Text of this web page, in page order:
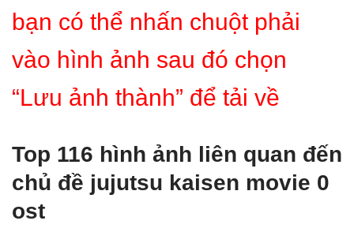
bạn có thể nhấn chuột phải
vào hình ảnh sau đó chọn
“Lưu ảnh thành” để tải về
Top 116 hình ảnh liên quan đến
chủ đề jujutsu kaisen movie 0
ost